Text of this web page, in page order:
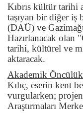
Kıbrıs kültür tarihi
taşıyan bir diğer
(DAÜ) ve
Hazırlanacak olan
tarihi, kültürel ve
aktaracak.
Akademik Öncülük
Kılıç, eserin kent
vurgularken;
Araştırmaları